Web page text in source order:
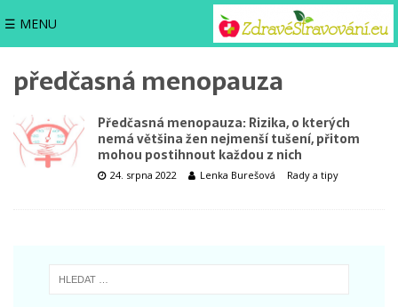
☰ MENU
předčasná menopauza
Předčasná menopauza: Rizika, o kterých
nemá většina žen nejmenší tušení, přitom
mohou postihnout každou z nich
24. srpna 2022 Lenka Burešová Rady a tipy